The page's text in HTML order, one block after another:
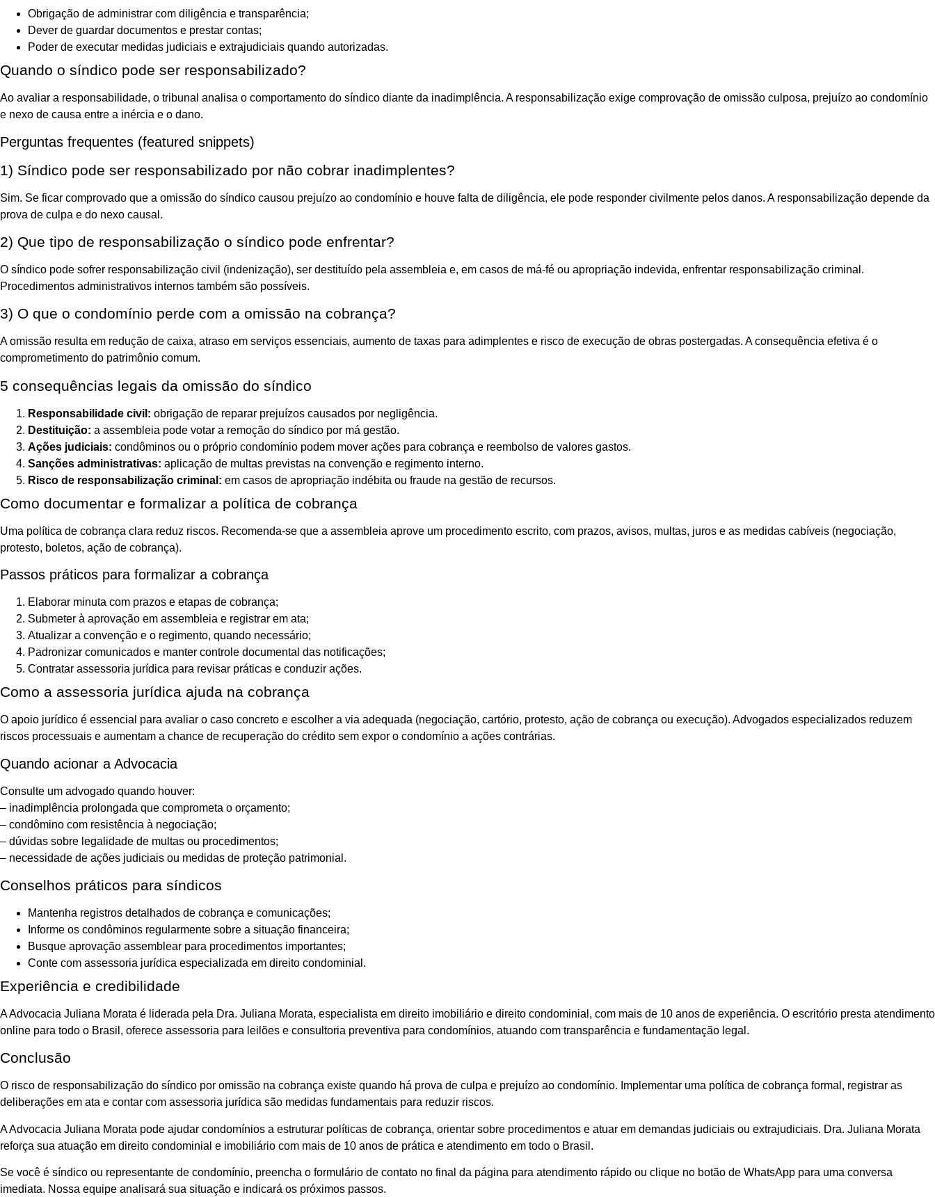
Obrigação de administrar com diligência e transparência;
Dever de guardar documentos e prestar contas;
Poder de executar medidas judiciais e extrajudiciais quando autorizadas.
Quando o síndico pode ser responsabilizado?
Ao avaliar a responsabilidade, o tribunal analisa o comportamento do síndico diante da inadimplência. A responsabilização exige comprovação de omissão culposa, prejuízo ao condomínio
e nexo de causa entre a inércia e o dano.
Perguntas frequentes (featured snippets)
1) Síndico pode ser responsabilizado por não cobrar inadimplentes?
Sim. Se ficar comprovado que a omissão do síndico causou prejuízo ao condomínio e houve falta de diligência, ele pode responder civilmente pelos danos. A responsabilização depende da
prova de culpa e do nexo causal.
2) Que tipo de responsabilização o síndico pode enfrentar?
O síndico pode sofrer responsabilização civil (indenização), ser destituído pela assembleia e, em casos de má-fé ou apropriação indevida, enfrentar responsabilização criminal.
Procedimentos administrativos internos também são possíveis.
3) O que o condomínio perde com a omissão na cobrança?
A omissão resulta em redução de caixa, atraso em serviços essenciais, aumento de taxas para adimplentes e risco de execução de obras postergadas. A consequência efetiva é o
comprometimento do patrimônio comum.
5 consequências legais da omissão do síndico
Responsabilidade civil: obrigação de reparar prejuízos causados por negligência.
Destituição: a assembleia pode votar a remoção do síndico por má gestão.
Ações judiciais: condôminos ou o próprio condomínio podem mover ações para cobrança e reembolso de valores gastos.
Sanções administrativas: aplicação de multas previstas na convenção e regimento interno.
Risco de responsabilização criminal: em casos de apropriação indébita ou fraude na gestão de recursos.
Como documentar e formalizar a política de cobrança
Uma política de cobrança clara reduz riscos. Recomenda-se que a assembleia aprove um procedimento escrito, com prazos, avisos, multas, juros e as medidas cabíveis (negociação,
protesto, boletos, ação de cobrança).
Passos práticos para formalizar a cobrança
Elaborar minuta com prazos e etapas de cobrança;
Submeter à aprovação em assembleia e registrar em ata;
Atualizar a convenção e o regimento, quando necessário;
Padronizar comunicados e manter controle documental das notificações;
Contratar assessoria jurídica para revisar práticas e conduzir ações.
Como a assessoria jurídica ajuda na cobrança
O apoio jurídico é essencial para avaliar o caso concreto e escolher a via adequada (negociação, cartório, protesto, ação de cobrança ou execução). Advogados especializados reduzem
riscos processuais e aumentam a chance de recuperação do crédito sem expor o condomínio a ações contrárias.
Quando acionar a Advocacia
Consulte um advogado quando houver:
– inadimplência prolongada que comprometa o orçamento;
– condômino com resistência à negociação;
– dúvidas sobre legalidade de multas ou procedimentos;
– necessidade de ações judiciais ou medidas de proteção patrimonial.
Conselhos práticos para síndicos
Mantenha registros detalhados de cobrança e comunicações;
Informe os condôminos regularmente sobre a situação financeira;
Busque aprovação assemblear para procedimentos importantes;
Conte com assessoria jurídica especializada em direito condominial.
Experiência e credibilidade
A Advocacia Juliana Morata é liderada pela Dra. Juliana Morata, especialista em direito imobiliário e direito condominial, com mais de 10 anos de experiência. O escritório presta atendimento
online para todo o Brasil, oferece assessoria para leilões e consultoria preventiva para condomínios, atuando com transparência e fundamentação legal.
Conclusão
O risco de responsabilização do síndico por omissão na cobrança existe quando há prova de culpa e prejuízo ao condomínio. Implementar uma política de cobrança formal, registrar as
deliberações em ata e contar com assessoria jurídica são medidas fundamentais para reduzir riscos.
A Advocacia Juliana Morata pode ajudar condomínios a estruturar políticas de cobrança, orientar sobre procedimentos e atuar em demandas judiciais ou extrajudiciais. Dra. Juliana Morata
reforça sua atuação em direito condominial e imobiliário com mais de 10 anos de prática e atendimento em todo o Brasil.
Se você é síndico ou representante de condomínio, preencha o formulário de contato no final da página para atendimento rápido ou clique no botão de WhatsApp para uma conversa
imediata. Nossa equipe analisará sua situação e indicará os próximos passos.